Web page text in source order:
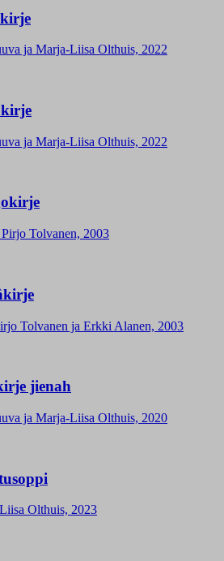
ja Marja-Liisa Olthuis, 2022
ja Marja-Liisa Olthuis, 2022
Tolvanen, 2003
Tolvanen ja Erkki Alanen, 2003
jienah
ja Marja-Liisa Olthuis, 2020
Olthuis, 2023